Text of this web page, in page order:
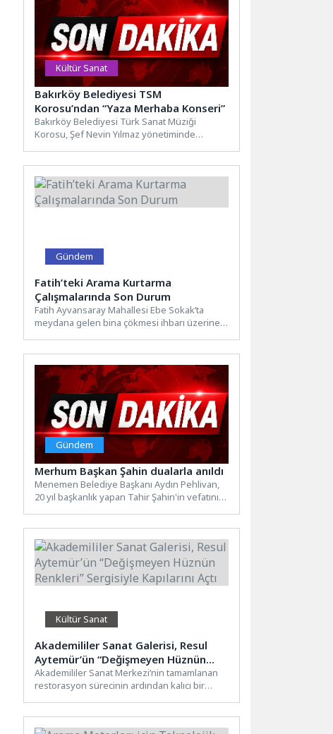
Kültür Sanat
Bakırköy Belediyesi TSM
Korosu’ndan “Yaza Merhaba Konseri”
Bakırköy Belediyesi Türk Sanat Müziği
Korosu, Şef Nevin Yılmaz yönetiminde
Gündem
Fatih’teki Arama Kurtarma
Çalışmalarında Son Durum
Fatih Ayvansaray Mahallesi Ebe Sokak’ta
meydana gelen bina çökmesi ihbarı üzerine
Gündem
Merhum Başkan Şahin dualarla anıldı
Menemen Belediye Başkanı Aydın Pehlivan,
20 yıl başkanlık yapan Tahir Şahin'in vefatının
Kültür Sanat
Akademililer Sanat Galerisi, Resul
Aytemür’ün “Değişmeyen Hüznün
Renkleri” Sergisiyle Kapılarını Açtı
Akademililer Sanat Merkezi’nin tamamlanan
restorasyon sürecinin ardından kalıcı bir